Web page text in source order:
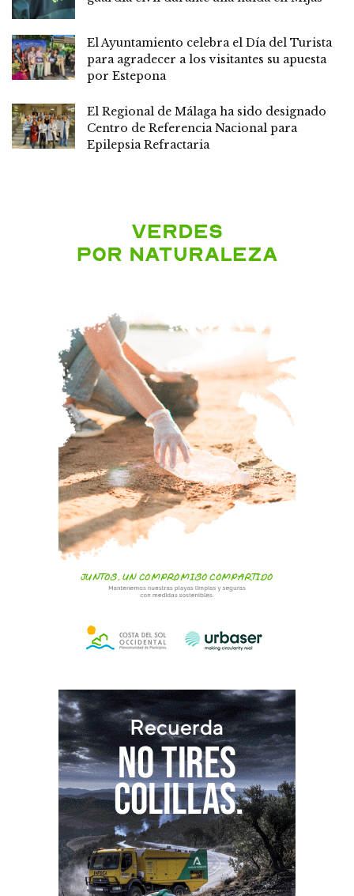
El Ayuntamiento celebra el Día del Turista
para agradecer a los visitantes su apuesta
por Estepona
El Regional de Málaga ha sido designado
Centro de Referencia Nacional para
Epilepsia Refractaria